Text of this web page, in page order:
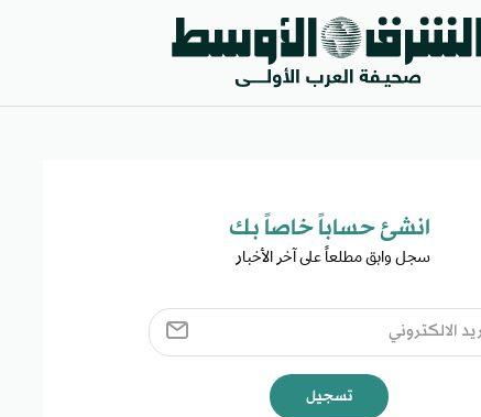
انشئ حساباً خاصاً بك​
سجل وابق مطلعاً على آخر الأخبار ​
تسجيل